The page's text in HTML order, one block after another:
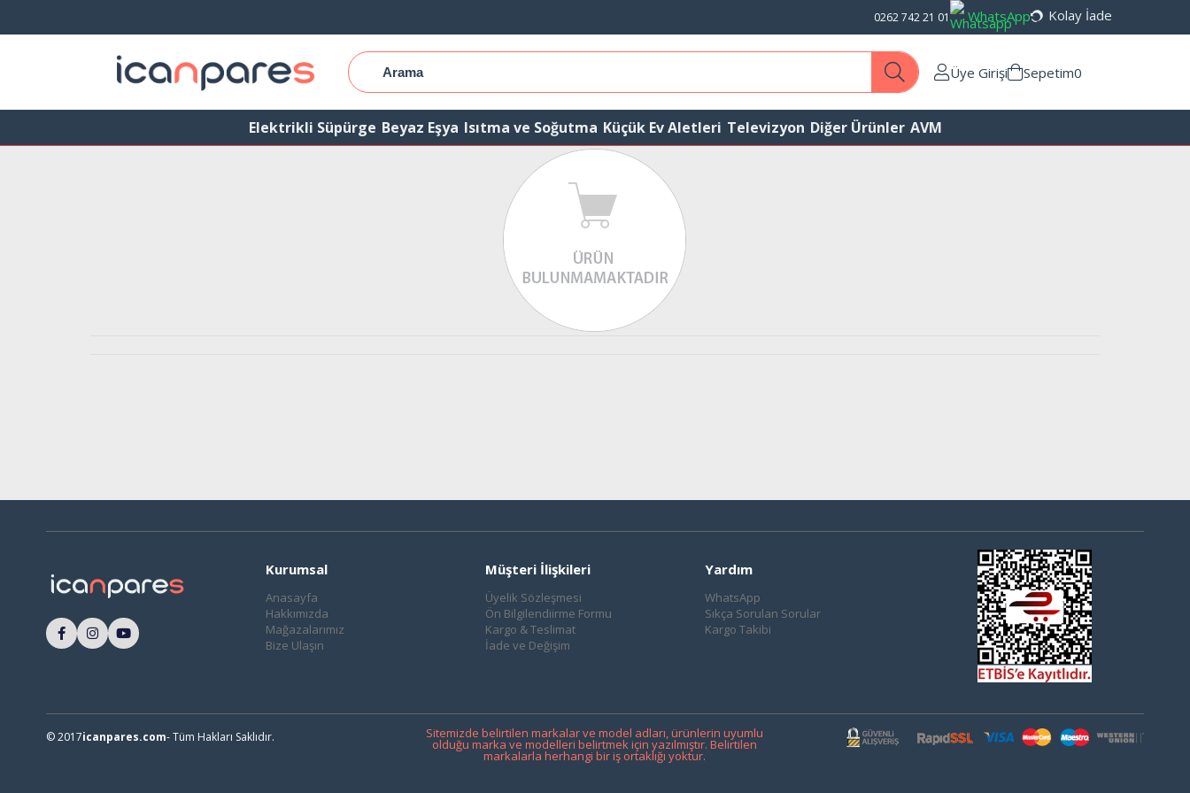
0262 742 21 01 WhatsApp Kolay İade
Üye Girişi Sepetim0
Elektrikli Süpürge Beyaz Eşya Isıtma ve Soğutma Küçük Ev Aletleri Televizyon Diğer Ürünler AVM
Kurumsal
Anasayfa
Hakkımızda
Mağazalarımız
Bize Ulaşın
Müşteri İlişkileri
Üyelik Sözleşmesi
Ön Bilgilendiirme Formu
Kargo & Teslimat
İade ve Değişim
Yardım
WhatsApp
Sıkça Sorulan Sorular
Kargo Takibi
© 2017icanpares.com- Tüm Hakları Saklıdır. Sitemizde belirtilen markalar ve model adları, ürünlerin uyumlu
olduğu marka ve modelleri belirtmek için yazılmıştır. Belirtilen
markalarla herhangi bir iş ortaklığı yoktur.